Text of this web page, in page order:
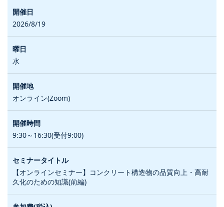
2026/8/19
水
オンライン(Zoom)
9:30～16:30(受付9:00)
【オンラインセミナー】コンクリート構造物の品質向上・高耐
久化のための知識(前編)